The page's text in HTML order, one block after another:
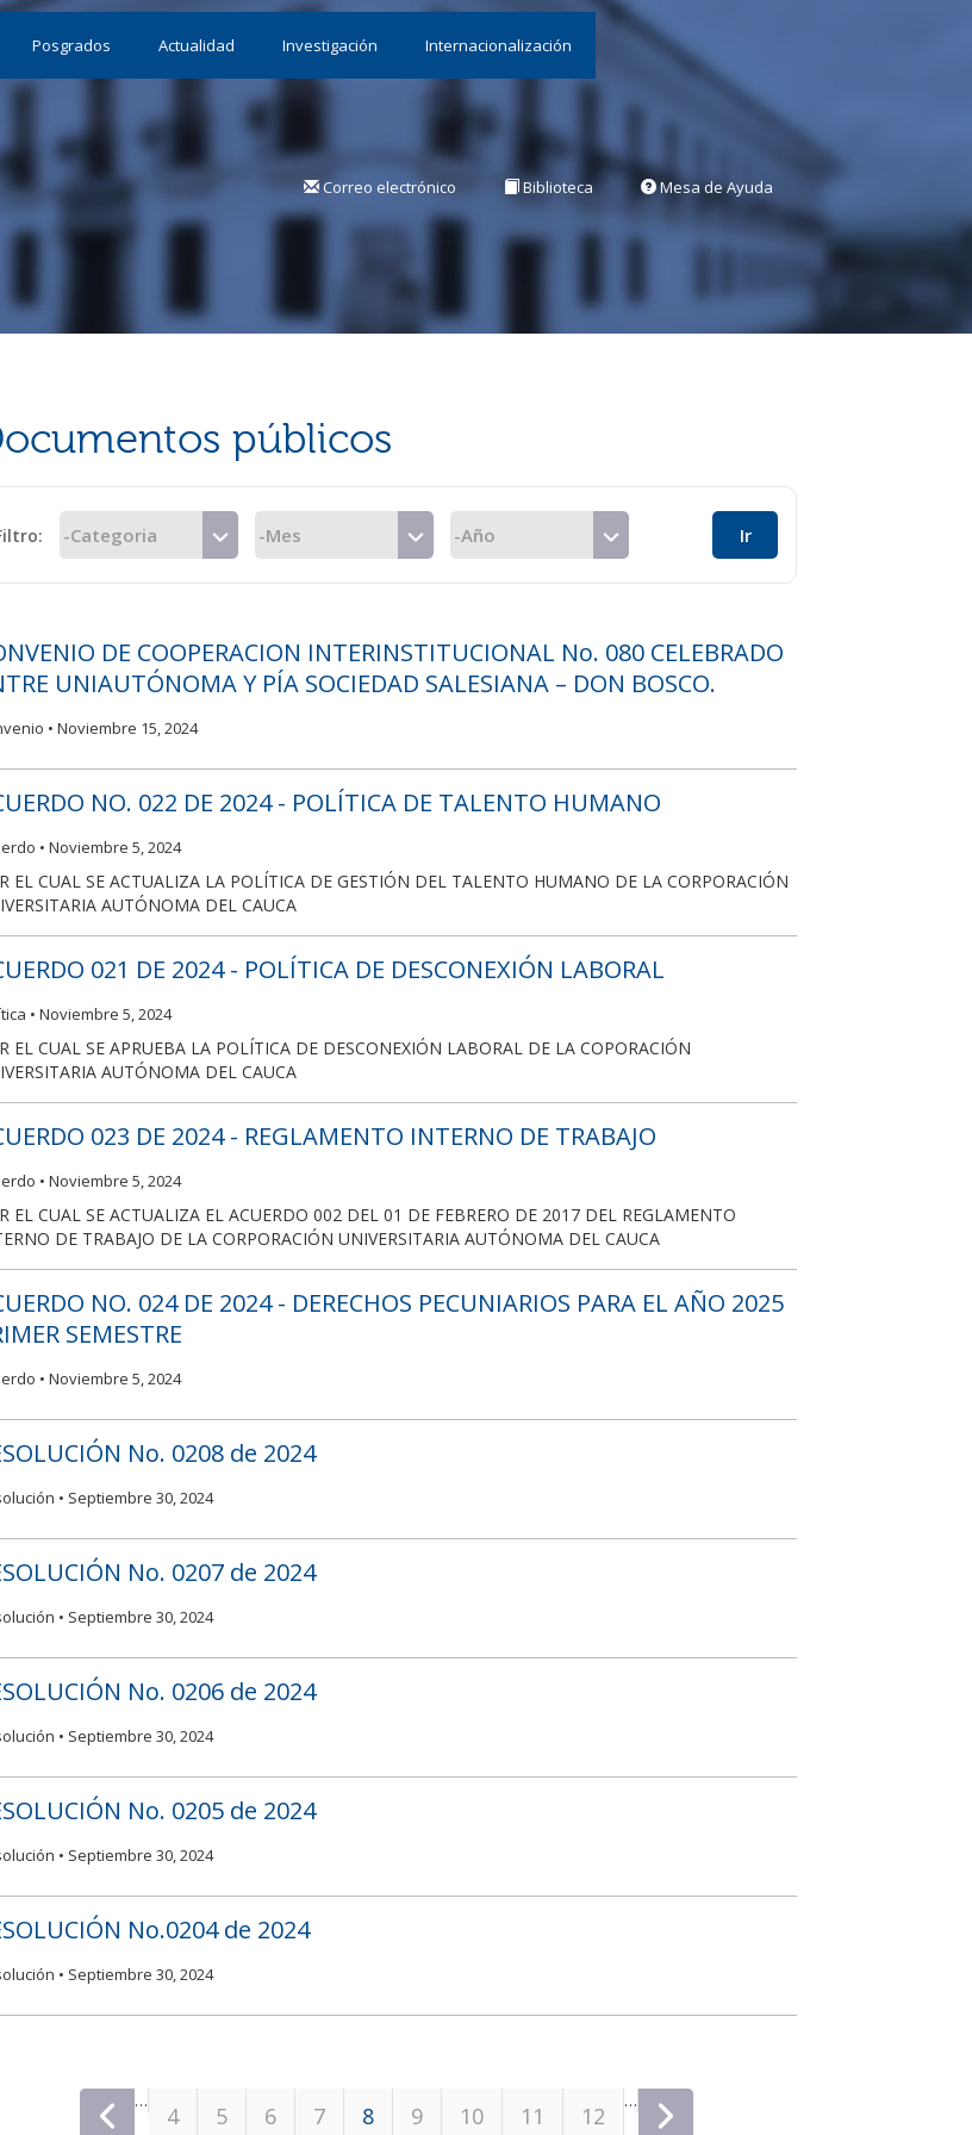
Posgrados Actualidad Investigación Internacionalización
Correo electrónico Biblioteca Mesa de Ayuda
públicos
DE COOPERACION INTERINSTITUCIONAL No. 080 CELEBRADO
UNIAUTÓNOMA Y PÍA SOCIEDAD SALESIANA – DON BOSCO.
• Noviembre 15, 2024
NO. 022 DE 2024 - POLÍTICA DE TALENTO HUMANO
• Noviembre 5, 2024
EL CUAL SE ACTUALIZA LA POLÍTICA DE GESTIÓN DEL TALENTO HUMANO DE LA CORPORACIÓN
AUTÓNOMA DEL CAUCA
021 DE 2024 - POLÍTICA DE DESCONEXIÓN LABORAL
• Noviembre 5, 2024
EL CUAL SE APRUEBA LA POLÍTICA DE DESCONEXIÓN LABORAL DE LA COPORACIÓN
AUTÓNOMA DEL CAUCA
023 DE 2024 - REGLAMENTO INTERNO DE TRABAJO
• Noviembre 5, 2024
EL CUAL SE ACTUALIZA EL ACUERDO 002 DEL 01 DE FEBRERO DE 2017 DEL REGLAMENTO
DE TRABAJO DE LA CORPORACIÓN UNIVERSITARIA AUTÓNOMA DEL CAUCA
NO. 024 DE 2024 - DERECHOS PECUNIARIOS PARA EL AÑO 2025
SEMESTRE
• Noviembre 5, 2024
No. 0208 de 2024
• Septiembre 30, 2024
No. 0207 de 2024
• Septiembre 30, 2024
No. 0206 de 2024
• Septiembre 30, 2024
No. 0205 de 2024
• Septiembre 30, 2024
No.0204 de 2024
• Septiembre 30, 2024
Páginas
‹ anterior
…
4 5 6 7 8 9 10 11 12
…